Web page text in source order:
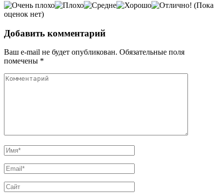
(Пока
оценок нет)
Добавить комментарий
Ваш e-mail не будет опубликован. Обязательные поля
помечены *